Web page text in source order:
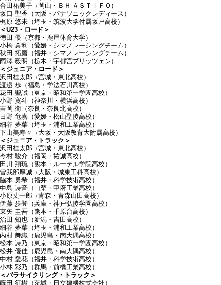
合田祐美子（岡山・ＢＨ ＡＳＴＩＦＯ）
坂口 聖香（大阪・パナソニックレディース）
梶原 悠未（埼玉・筑波大学付属坂戸高校）
＜U23・ロード＞
徳田 優（京都・鹿屋体育大学）
小橋 勇利（愛媛・シマノレーシングチーム）
秋田 拓磨（福井・シマノレーシングチーム）
雨澤 毅明（栃木・宇都宮ブリッツェン）
＜ジュニア・ロード＞
沢田桂太郎（宮城・東北高校）
渡邉 歩（福島・学法石川高校）
花田 聖誠（東京・昭和第一学園高校）
小野 寛斗（神奈川・横浜高校）
吉岡 衛（奈良・奈良北高校）
日野 竜嘉（愛媛・松山聖陵高校）
細谷 夢菜（埼玉・浦和工業高校）
下山美寿々（大坂・大阪教育大附属高校）
＜ジュニア・トラック＞
沢田桂太郎（宮城・東北高校）
今村 駿介（福岡・祐誠高校）
田川 翔琉（熊本・ルーテル学院高校）
曽我部厚誠（大阪・城東工科高校）
脇本 勇希（福井・科学技術高校）
中島 詩音（山梨・甲府工業高校）
小原丈一郎（青森・青森山田高校）
伊藤 歩登（兵庫・神戸弘陵学園高校）
東矢 圭吾（熊本・千原台高校）
治田 知也（新潟・吉田高校）
細谷 夢菜（埼玉・浦和工業高校）
内村 舞織（鹿児島・南大隅高校）
松本 詩乃（東京・昭和第一学園高校）
松井 優佳（鹿児島・南大隅高校）
中村 愛花（福井・科学技術高校）
小林 彩乃（群馬・前橋工業高校）
＜パラサイクリング・トラック＞
藤田 征樹（茨城・日立建機株式会社）